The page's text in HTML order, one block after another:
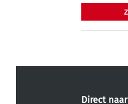
Direct naar